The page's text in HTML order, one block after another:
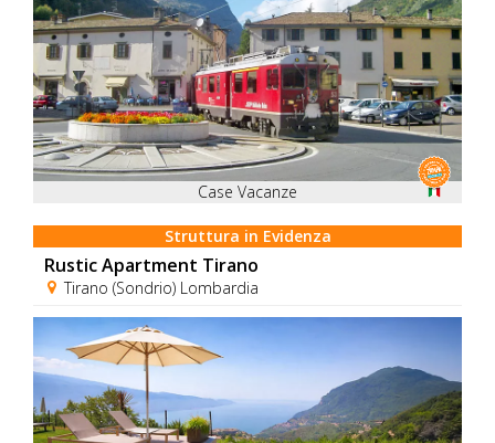
Case Vacanze
Struttura in Evidenza
Rustic Apartment Tirano
Tirano (Sondrio) Lombardia